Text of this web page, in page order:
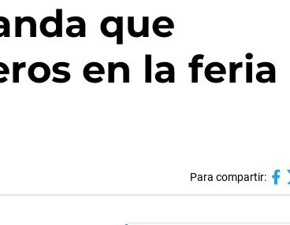
que
en la feria
Para compartir: